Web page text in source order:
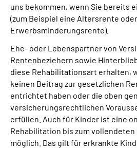
uns bekommen, wenn Sie bereits
(zum Beispiel eine Altersrente
Erwerbsminderungsrente).
Ehe- oder Lebenspartner von
Rentenbeziehern sowie
diese Rehabilitationsart erhalten,
keinen Beitrag zur gesetzlichen
entrichtet haben oder die oben
versicherungsrechtlichen
erfüllen. Auch für Kinder ist eine
Rehabilitation bis zum vollendeten
möglich. Das gilt für erkrankte